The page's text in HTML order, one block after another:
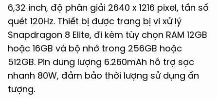
6,32 inch, độ phân giải 2640 x 1216 pixel, tần số
quét 120Hz. Thiết bị được trang bị vi xử lý
Snapdragon 8 Elite, đi kèm tùy chọn RAM 12GB
hoặc 16GB và bộ nhớ trong 256GB hoặc
512GB. Pin dung lượng 6.260mAh hỗ trợ sạc
nhanh 80W, đảm bảo thời lượng sử dụng ấn
tượng.